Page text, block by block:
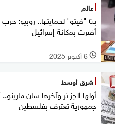
عالم
بـ6 "فيتو" لحمايتها.. روبيو:
أضرت بمكانة إسرائيل
l 6 أكتوبر 2025
شرق أوسط
أولها الجزائر وآخرها سان
جمهورية تعترف بفلسطين